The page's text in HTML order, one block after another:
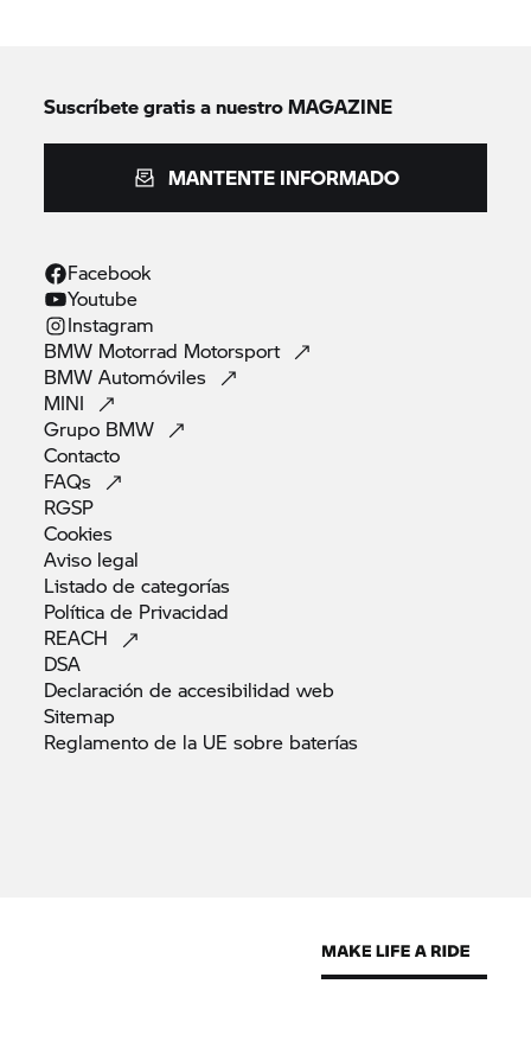
Suscríbete gratis a nuestro MAGAZINE
MANTENTE INFORMADO
Facebook
Youtube
Instagram
BMW Motorrad Motorsport
BMWAutomóviles
MINI
Grupo BMW
Contacto
FAQs
RGSP
Cookies
Aviso legal
Listado decategorías
Política de Privacidad
REACH
DSA
Declaración de accesibilidadweb
Sitemap
Reglamento de la UE sobre baterías